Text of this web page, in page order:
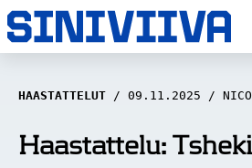
LUUVITONEN
HAASTATTELUT
HAASTATTELUT 09.11.2025
Haastattelu: